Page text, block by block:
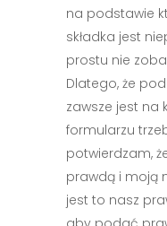
na podstawie
składka jest
prostu nie
Dlatego, że
zawsze jest na
formularzu
potwierdzam,
prawdą i moją
jest to nasz